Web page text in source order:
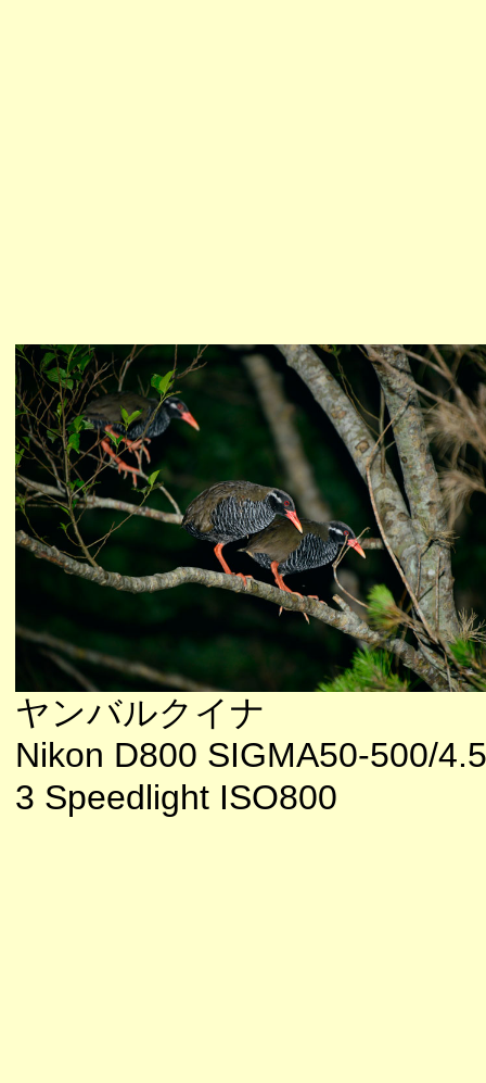
ヤンバルクイナ
Nikon D800 SIGMA50-500/
3 Speedlight ISO800